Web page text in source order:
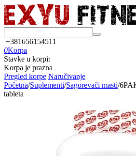
+381656154511
0Korpa
Stavke u korpi:
Korpa je prazna
Pregled korpe Naručivanje
Početna/Suplementi/Sagorevači masti/
tableta